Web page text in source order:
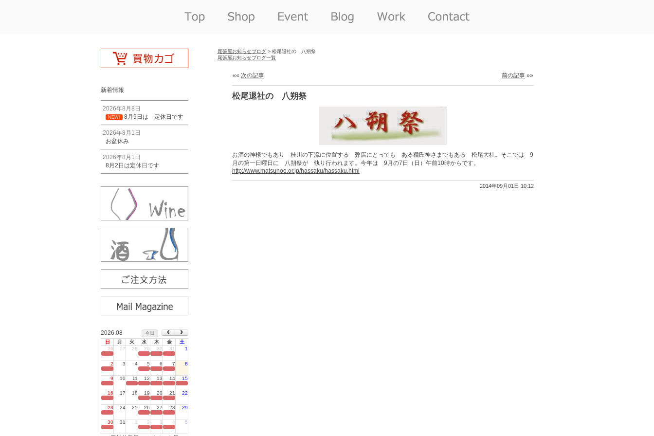
新着情報
2026年8月8日
NEW! 8月9日は 定休日です
2026年8月1日
お盆休み
2026年8月1日
8月2日は定休日です
2026.08
今日
日
月 火 水 木 金
土
26
27 28 29 30 31 1
2 3 4 5 6 7 8
9 10 11 12 13 14 15
16 17 18 19 20 21 22
23 24 25 26 27 28 29
30 31 1 2 3 4 5
尾張屋お知らせブログ > 松尾退社の 八朔祭
尾張屋お知らせブログ一覧
«« 次の記事 前の記事 »»
松尾退社の 八朔祭
お酒の神様でもあり 桂川の下流に位置する 弊店にとっても ある種氏神さまでもある 松尾大社。そこでは 9
月の第一日曜日に 八朔祭が 執り行われます。今年は 9月の7日（日）午前10時からです。
http://www.matsunoo.or.jp/hassaku/hassaku.html
2014年09月01日 10:12